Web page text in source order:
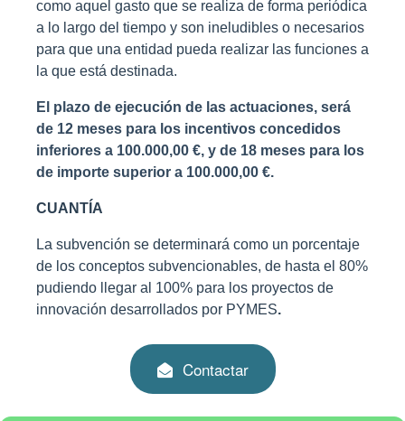
como aquel gasto que se realiza de forma periódica
a lo largo del tiempo y son ineludibles o necesarios
para que una entidad pueda realizar las funciones a
la que está destinada.
El plazo de ejecución de las actuaciones, será
de 12 meses para los incentivos concedidos
inferiores a 100.000,00 €, y de 18 meses para los
de importe superior a 100.000,00 €.
CUANTÍA
La subvención se determinará como un porcentaje
de los conceptos subvencionables, de hasta el 80%
pudiendo llegar al 100% para los proyectos de
innovación desarrollados por PYMES.
Contactar